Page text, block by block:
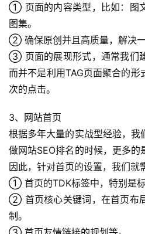
首
页
全
① 页面的内容类型，比如：图
图集。
② 确保原创并且高质量，解决一
③ 页面的展现形式，通常我们
而并不是利用TAG页面聚合的形
次的点击。
3、网站首页
根据多年大量的实战型经验，我
做网站SEO排名的时候，更多的
因此，针对首页的设置，我们就
① 首页的TDK标签中，特别是标
② 首页核心关键词，在首页布
制。